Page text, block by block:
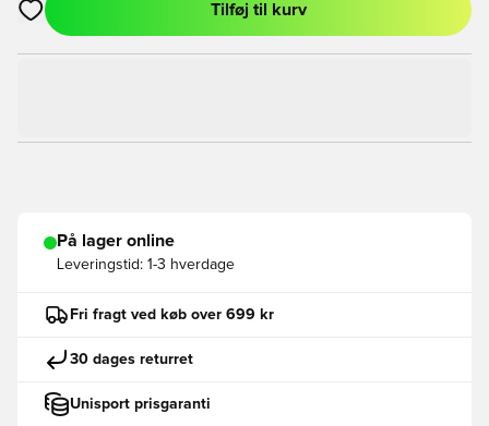
Åbner en Modal til at logge ind eller tilmelde dig som medlem
Tilføj til kurv
På lager online
Leveringstid: 1-3 hverdage
Fri fragt ved køb over 699 kr
30 dages returret
Unisport prisgaranti